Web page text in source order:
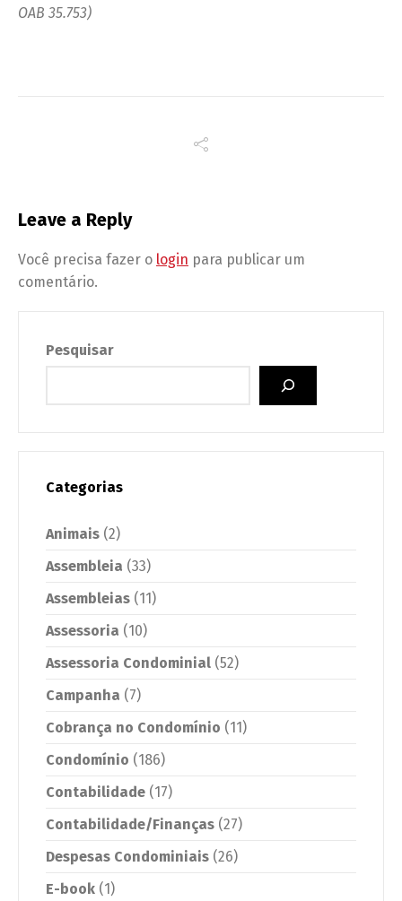
OAB 35.753)
Leave a Reply
Você precisa fazer o login para publicar um
comentário.
Pesquisar
Categorias
Animais (2)
Assembleia (33)
Assembleias (11)
Assessoria (10)
Assessoria Condominial (52)
Campanha (7)
Cobrança no Condomínio (11)
Condomínio (186)
Contabilidade (17)
Contabilidade/Finanças (27)
Despesas Condominiais (26)
E-book (1)